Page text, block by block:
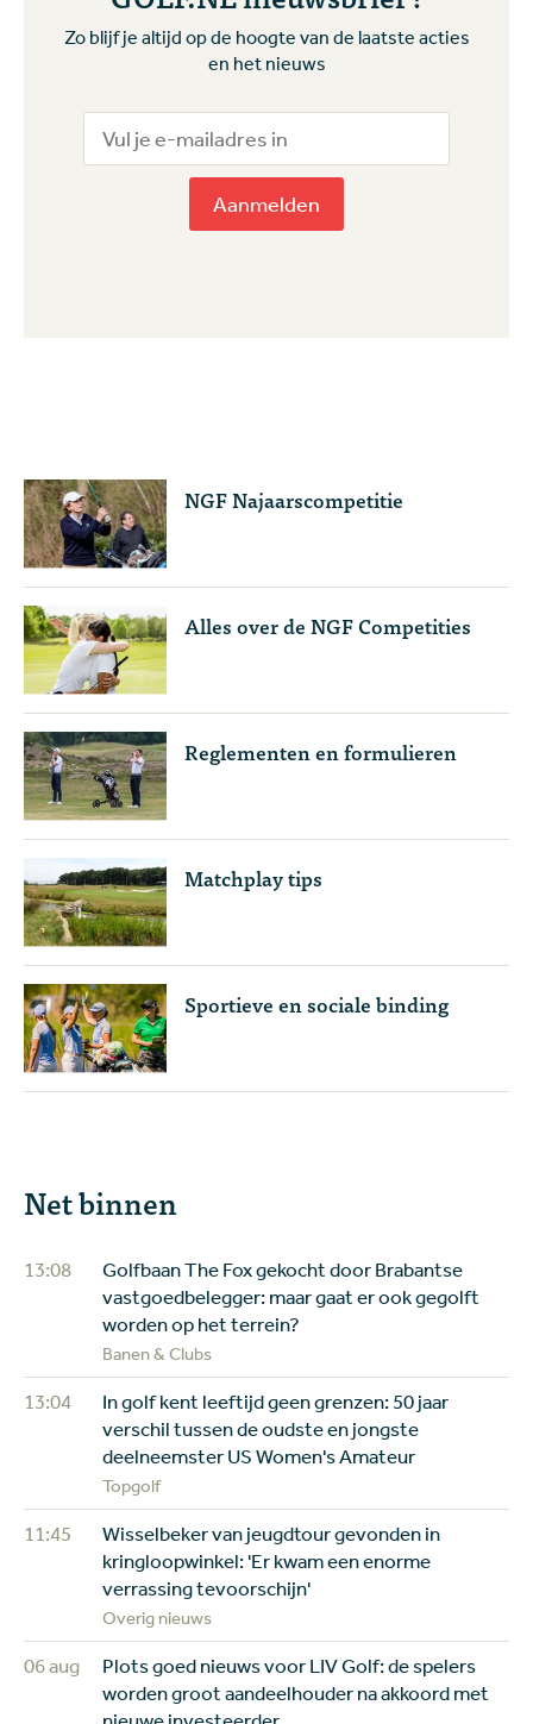
Zo blijf je altijd op de hoogte van de laatste acties
en het nieuws
Aanmelden
NGF Najaarscompetitie
Alles over de NGF Competities
Reglementen en formulieren
Matchplay tips
Sportieve en sociale binding
Net binnen
13:08
Golfbaan The Fox gekocht door Brabantse
vastgoedbelegger: maar gaat er ook gegolft
worden op het terrein?
Banen & Clubs
13:04
In golf kent leeftijd geen grenzen: 50 jaar
verschil tussen de oudste en jongste
deelneemster US Women's Amateur
Topgolf
11:45
Wisselbeker van jeugdtour gevonden in
kringloopwinkel: 'Er kwam een enorme
verrassing tevoorschijn'
Overig nieuws
06 aug
Plots goed nieuws voor LIV Golf: de spelers
worden groot aandeelhouder na akkoord met